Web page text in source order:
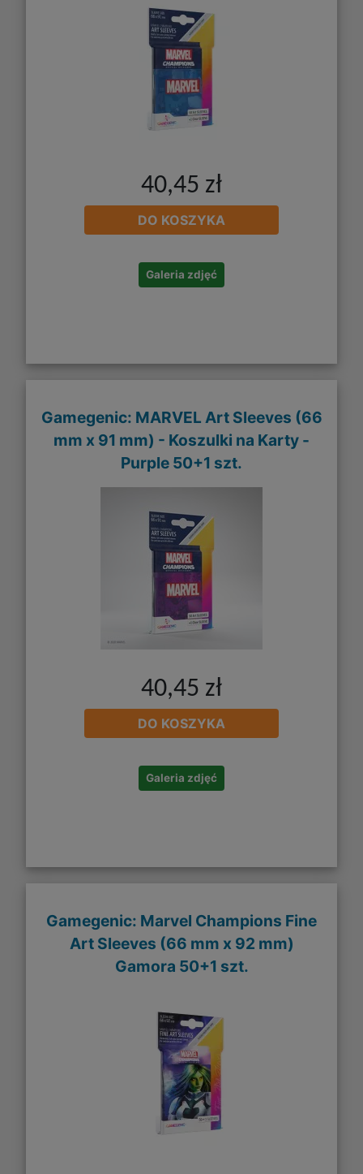
40,45 zł
DO KOSZYKA
Galeria zdjęć
Gamegenic: MARVEL Art Sleeves (66
mm x 91 mm) - Koszulki na Karty -
Purple 50+1 szt.
40,45 zł
DO KOSZYKA
Galeria zdjęć
Gamegenic: Marvel Champions Fine
Art Sleeves (66 mm x 92 mm)
Gamora 50+1 szt.